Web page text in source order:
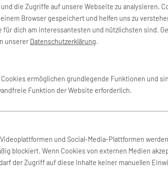
Astral Aviation
(Somalia)
Aereas de Mocambique Libyan Airlines
die Zugriffe auf unsere Webseite zu analysieren.
Browser gespeichert und helfen uns zu
für dich am interessantesten und nützlichsten sind.
unserer Datenschutzerklärung.
Cookies ermöglichen grundlegende Funktionen und
Funktion der Website erforderlich.
und Social-Media-Plattformen werden
blockiert. Wenn Cookies von externen Medien
der Zugriff auf diese Inhalte keiner manuellen